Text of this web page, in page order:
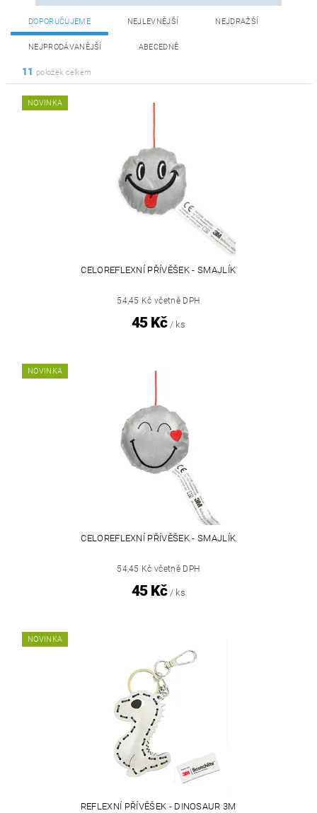
DOPORUČUJEME NEJLEVNĚJŠÍ NEJDRAŽŠÍ
NEJPRODÁVANĚJŠÍ ABECEDNĚ
11 položek celkem
NOVINKA
CELOREFLEXNÍ PŘÍVĚŠEK - SMAJLÍK
54,45 Kč včetně DPH
45 Kč / ks
NOVINKA
CELOREFLEXNÍ PŘÍVĚŠEK - SMAJLÍK
54,45 Kč včetně DPH
45 Kč / ks
NOVINKA
REFLEXNÍ PŘÍVĚŠEK - DINOSAUR 3M